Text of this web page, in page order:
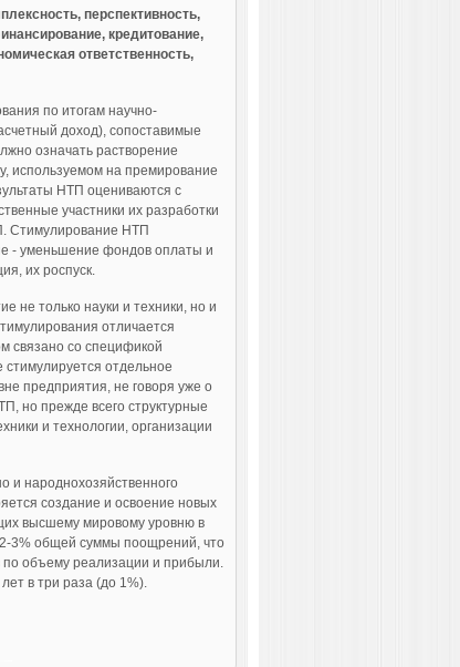
перспективность,
кредитование,
ответственность,
по итогам научно-
доход), сопоставимые
означать растворение
используемом на премирование
НТП оцениваются с
участники их разработки
Стимулирование НТП
- уменьшение фондов оплаты и
их роспуск.
не только науки и техники, но и
отличается
связано со спецификой
стимулируется отдельное
предприятия, не говоря уже о
но прежде всего структурные
и технологии, организации
и народнохозяйственного
создание и освоение новых
высшему мировому уровню в
2-3% общей суммы поощрений, что
объему реализации и прибыли.
в три раза (до 1%).